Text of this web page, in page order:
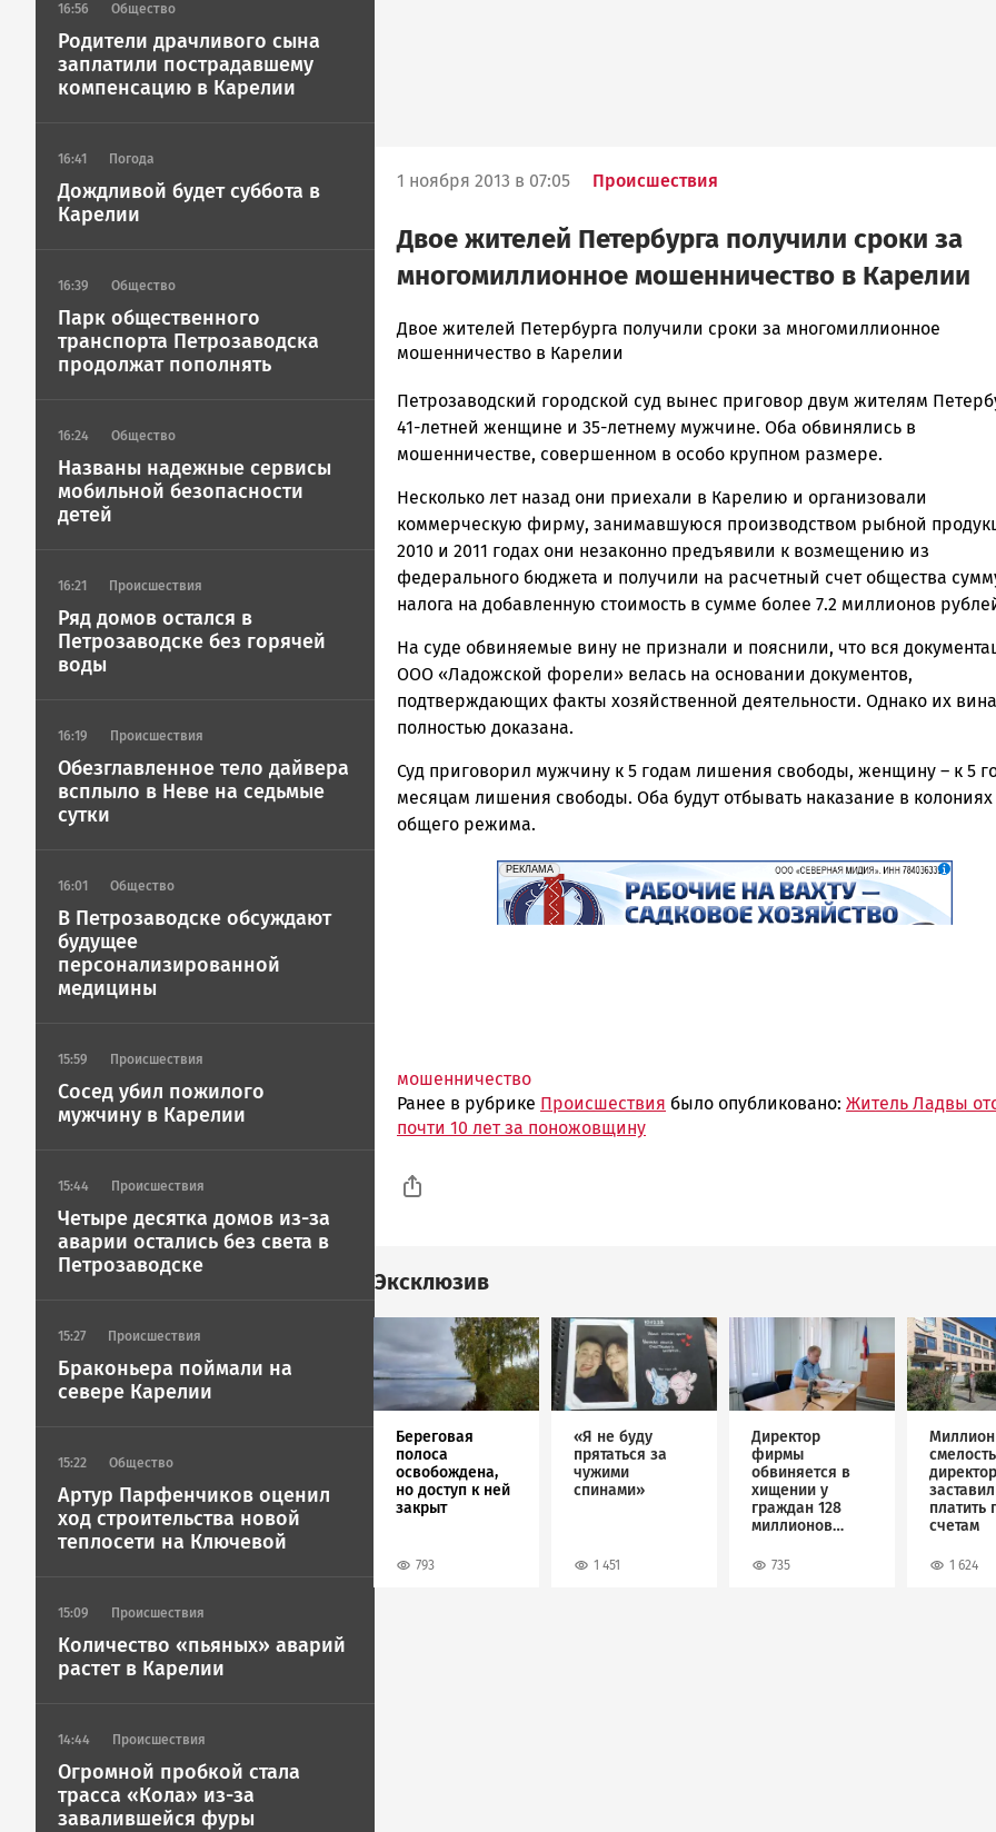
16:56 Общество
Родители драчливого сына
заплатили пострадавшему
компенсацию в Карелии
16:41 Погода
Дождливой будет суббота в
Карелии
16:39 Общество
Парк общественного
транспорта Петрозаводска
продолжат пополнять
16:24 Общество
Названы надежные сервисы
мобильной безопасности
детей
16:21 Происшествия
Ряд домов остался в
Петрозаводске без горячей
воды
16:19 Происшествия
Обезглавленное тело дайвера
всплыло в Неве на седьмые
сутки
16:01 Общество
В Петрозаводске обсуждают
будущее
персонализированной
медицины
15:59 Происшествия
Сосед убил пожилого
мужчину в Карелии
15:44 Происшествия
Четыре десятка домов из-за
аварии остались без света в
Петрозаводске
15:27 Происшествия
Браконьера поймали на
севере Карелии
15:22 Общество
Артур Парфенчиков оценил
ход строительства новой
теплосети на Ключевой
15:09 Происшествия
Количество «пьяных» аварий
растет в Карелии
14:44 Происшествия
Огромной пробкой стала
трасса «Кола» из-за
завалившейся фуры
1 ноября 2013 в 07:05 Происшествия
Двое жителей Петербурга получили сроки за
многомиллионное мошенничество в Карелии
admintimur
Новости
и
Карелии
|
ГОВОРИТ
Двое жителей Петербурга получили сроки за многомиллионное
мошенничество в Карелии
Петрозаводский городской суд вынес приговор двум жителям
41-летней женщине и 35-летнему мужчине. Оба обвинялись в
мошенничестве, совершенном в особо крупном размере.
Несколько лет назад они приехали в Карелию и организовали
коммерческую фирму, занимавшуюся производством рыбной
2010 и 2011 годах они незаконно предъявили к возмещению из
федерального бюджета и получили на расчетный счет общества
налога на добавленную стоимость в сумме более 7.2 миллионов
На суде обвиняемые вину не признали и пояснили, что вся
ООО «Ладожской форели» велась на основании документов,
подтверждающих факты хозяйственной деятельности. Однако их
полностью доказана.
Суд приговорил мужчину к 5 годам лишения свободы, женщину – к 5
месяцам лишения свободы. Оба будут отбывать наказание в колониях
общего режима.
erid: 2SDnjf467GP
РЕКЛАМА
Реклама
мошенничество
Ранее в рубрике Происшествия было опубликовано: Житель Ладвы
почти 10 лет за поножовщину
Эксклюзив
Береговая
полоса
освобождена,
но доступ к ней
закрыт
793
Image
«Я не буду
прятаться за
чужими
спинами»
1 451
Директор
фирмы
обвиняется в
хищении у
граждан 128
миллионов
735
Image
платить
счетам
1 624